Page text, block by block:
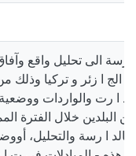
رسة الى تحليل واقع
الج ا زئر و تركيا وذلك
ا رت والواردات
البلدين خلال الفترة
0202 0222 بالد ا رسة والتحليل،